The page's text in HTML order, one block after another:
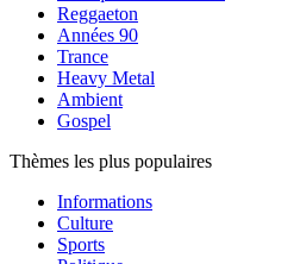
Reggaeton
Années 90
Trance
Heavy Metal
Ambient
Gospel
Thèmes les plus populaires
Informations
Culture
Sports